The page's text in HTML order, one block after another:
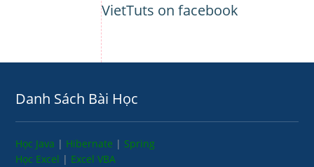
VietTuts on facebook
Danh Sách Bài Học
Học Java | Hibernate | Spring
Học Excel | Excel VBA